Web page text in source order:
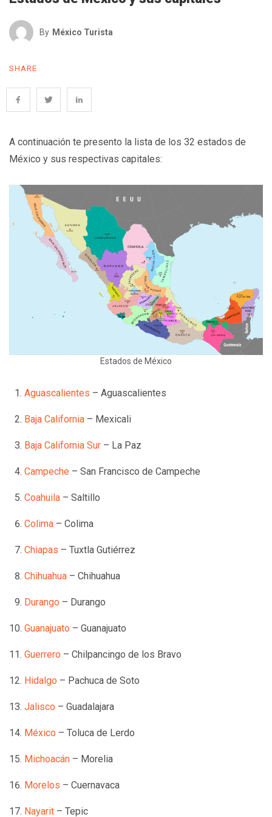
By México Turista
SHARE
A continuación te presento la lista de los 32 estados de
México y sus respectivas capitales:
Estados de México
Aguascalientes – Aguascalientes
Baja California – Mexicali
Baja California Sur – La Paz
Campeche – San Francisco de Campeche
Coahuila – Saltillo
Colima – Colima
Chiapas – Tuxtla Gutiérrez
Chihuahua – Chihuahua
Durango – Durango
Guanajuato – Guanajuato
Guerrero – Chilpancingo de los Bravo
Hidalgo – Pachuca de Soto
Jalisco – Guadalajara
México – Toluca de Lerdo
Michoacán – Morelia
Morelos – Cuernavaca
Nayarit – Tepic